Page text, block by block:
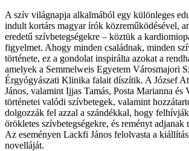
A szív világnapja alkalmából egy különleges
indult kortárs magyar írók közreműködésével,
eredetű szívbetegségekre – köztük a
figyelmet. Ahogy minden családnak, minden
története, ez a gondolat inspirálta azokat a
amelyek a Semmelweis Egyetem Városmajori
Érgyógyászati Klinika falait díszítik. A József
János, valamint Ijjas Tamás, Posta Marianna
történetei valódi szívbetegek, valamint
dolgozzák fel azzal a szándékkal, hogy
örökletes szívbetegségekre, és reményt adjanak
Az eseményen Lackfi János felolvasta a
novelláját.